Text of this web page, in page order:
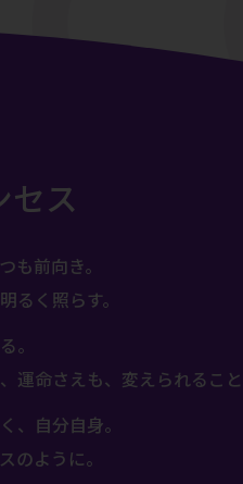
セス
も前向き。
るく照らす。
。
運命さえも、変えられること
、⾃分⾃⾝。
のように。